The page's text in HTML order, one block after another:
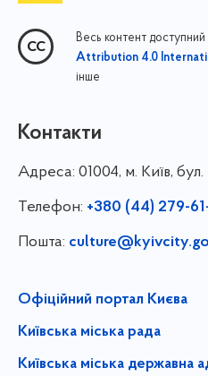
Весь контент доступний
Attribution 4.0
інше
Контакти
Адреса: 01004, м. Київ,
Телефон: +380 (44) 279-
Пошта:
Офіційний портал Києва
Київська міська рада
Київська міська державна